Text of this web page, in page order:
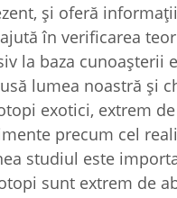
și oferă
în verificarea
la baza cunoașterii
lumea noastră și
exotici, extrem
precum cel
studiul este
sunt extrem de